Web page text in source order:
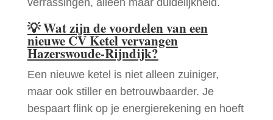
💡Wat zijn de voordelen van een
nieuwe CV Ketel vervangen
Hazerswoude-Rijndijk?
Een nieuwe ketel is niet alleen zuiniger,
maar ook stiller en betrouwbaarder. Je
bespaart flink op je energierekening en hoeft